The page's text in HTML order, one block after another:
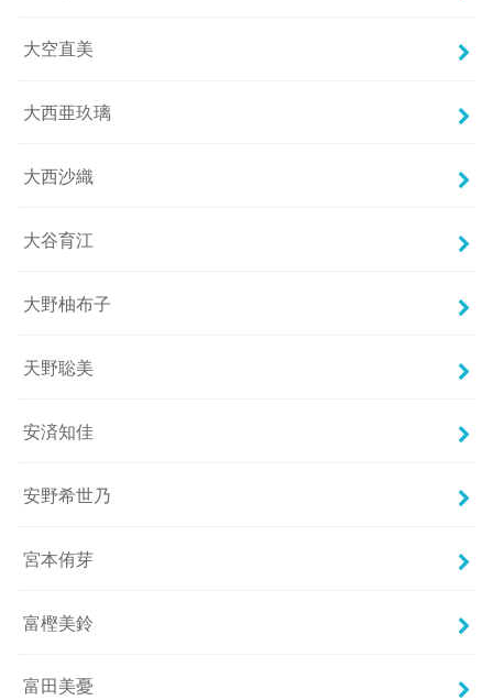
大空直美
大西亜玖璃
大西沙織
大谷育江
大野柚布子
天野聡美
安済知佳
安野希世乃
宮本侑芽
富樫美鈴
富田美憂